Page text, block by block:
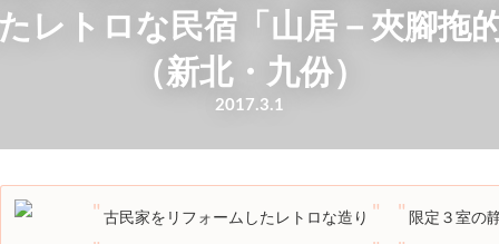
レトロな民宿「山居－夾腳拖
（新北・九份）
2017.3.1
古民家をリフォームしたレトロな造り 限定３室の